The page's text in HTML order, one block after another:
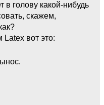
в голову какой-нибудь
скажем,
Latex вот это: